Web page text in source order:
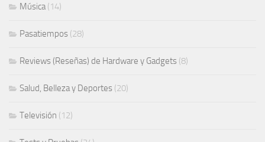
Música(14)
Pasatiempos (28)
Reviews (Reseñas) de Hardware y Gadgets (8)
Salud, Belleza y Deportes (20)
Televisión (12)